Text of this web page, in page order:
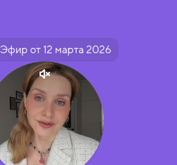
Эфир от 12 марта 2026